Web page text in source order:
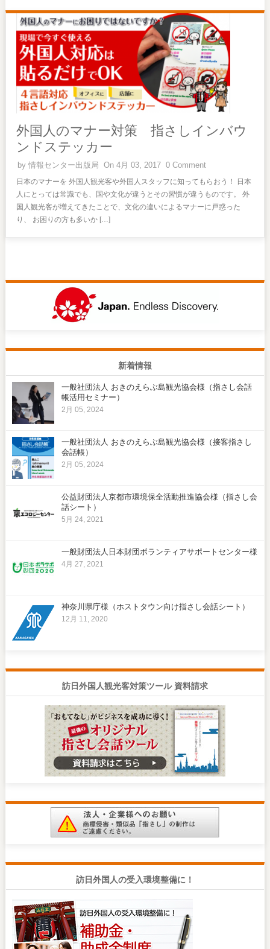
外国人のマナー対策 指さしインバウ
ンドステッカー
by情報センター出版局 On 4月 03, 2017 0 Comment
日本のマナーを 外国人観光客や外国人スタッフに知ってもらおう！ 日本
人にとっては常識でも、国や文化が違うとその習慣が違うものです。 外
国人観光客が増えてきたことで、文化の違いによるマナーに戸惑った
り、 お困りの方も多いか […]
新着情報
一般社団法人 おきのえらぶ島観光協会様（指さし会話
帳活用セミナー）
2月 05, 2024
一般社団法人 おきのえらぶ島観光協会様（接客指さし
会話帳）
2月 05, 2024
公益財団法人京都市環境保全活動推進協会様（指さし会
話シート）
5月 24, 2021
一般財団法人日本財団ボランティアサポートセンター様
4月 27, 2021
神奈川県庁様（ホストタウン向け指さし会話シート）
12月 11, 2020
訪日外国人観光客対策ツール 資料請求
訪日外国人の受入環境整備に！